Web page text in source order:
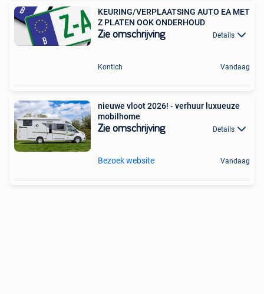
KEURING/VERPLAATSING AUTO EA MET
Z PLATEN OOK ONDERHOUD
Zie omschrijving Details
Kontich Vandaag
nieuwe vloot 2026! - verhuur luxueuze
mobilhome
Zie omschrijving Details
Bezoek website Vandaag